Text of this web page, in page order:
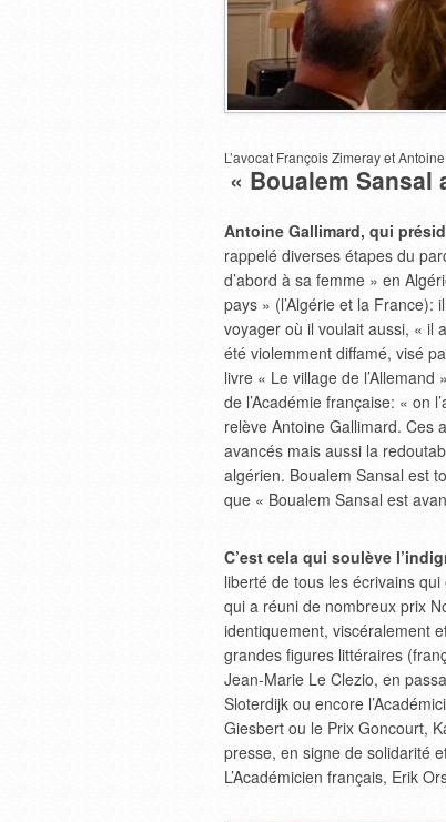
L’avocat François Zimeray et
« Boualem
Antoine Gallimard, qui
rappelé diverses étapes du
d’abord à sa femme » en
pays » (l’Algérie et la France):
voyager où il voulait aussi, « il
été violemment diffamé, visé
livre « Le village de
de l’Académie française: « on
relève Antoine Gallimard. Ces
avancés mais aussi la
algérien. Boualem Sansal est
que « Boualem Sansal est
C’est cela qui soulève
liberté de tous les écrivains
qui a réuni de nombreux prix
identiquement, viscéralement
grandes figures littéraires
Jean-Marie Le Clezio, en
Sloterdijk ou encore
Giesbert ou le Prix Goncourt,
presse, en signe de solidarité
L’Académicien français, Erik